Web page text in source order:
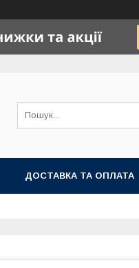
ДОСТАВКА ТА ОПЛАТА